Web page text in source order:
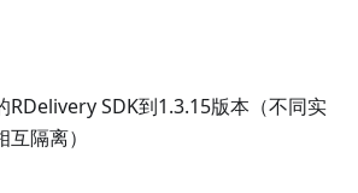
RDelivery SDK到1.3.15版本（不同实
隔离）